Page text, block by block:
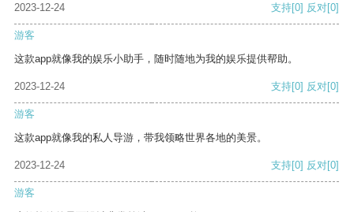
2023-12-24 支持[0] 反对[0]
游客
这款app就像我的娱乐小助手，随时随地为我的娱乐提供帮助。
2023-12-24 支持[0] 反对[0]
游客
这款app就像我的私人导游，带我领略世界各地的美景。
2023-12-24 支持[0] 反对[0]
游客